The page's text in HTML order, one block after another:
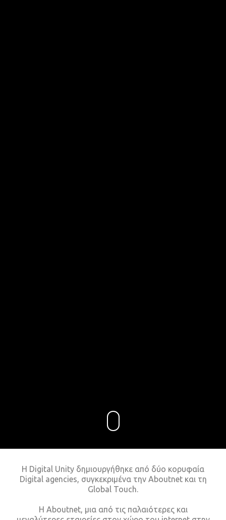
Η Digital Unity δημιουργήθηκε από δύο κορυφαία
Digital agencies, συγκεκριμένα την Aboutnet και τη
Global Touch.
Η Aboutnet, μια από τις παλαιότερες και